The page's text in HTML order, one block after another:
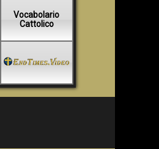
Vocabolario
Cattolico